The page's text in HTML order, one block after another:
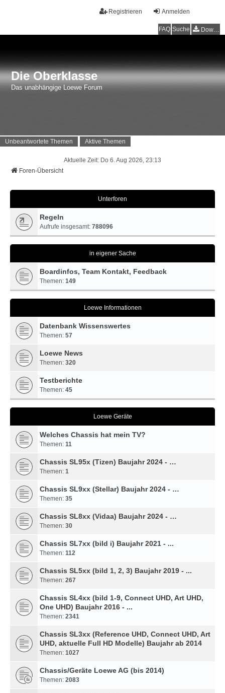
Anmelden
Registrieren
FAQ Suche Downloads
Die Oberklasse
Das unabhängige Loewe Forum
Unbeantwortete Themen Aktive Themen
Aktuelle Zeit: Do 6. Aug 2026, 23:13
Foren-Übersicht
Unterforen
Regeln
Aufrufe insgesamt: 788096
in eigener Sache
Boardinfos, Team Kontakt, Feedback
Themen: 149
Loewe Informationen
Datenbank Wissenswertes
Themen: 57
Loewe News
Themen: 320
Testberichte
Themen: 45
Loewe Geräte
Welches Chassis hat mein TV?
Themen: 11
Chassis SL95x (Tizen) Baujahr 2024 - …
Themen: 1
Chassis SL9xx (Stellar) Baujahr 2024 - …
Themen: 35
Chassis SL8xx (Vidaa) Baujahr 2024 - …
Themen: 30
Chassis SL7xx (bild i) Baujahr 2021 - ...
Themen: 112
Chassis SL5xx (bild 1, 2, 3) Baujahr 2019 - ...
Themen: 267
Chassis SL4xx (bild 1-9, Connect UHD, Art UHD,
One UHD) Baujahr 2016 - ...
Themen: 2341
Chassis SL3xx (Reference UHD, Connect UHD, Art
UHD, aktuelle Full HD Modelle) Baujahr ab 2014
Themen: 1027
Chassis/Geräte Loewe AG (bis 2014)
Themen: 2083